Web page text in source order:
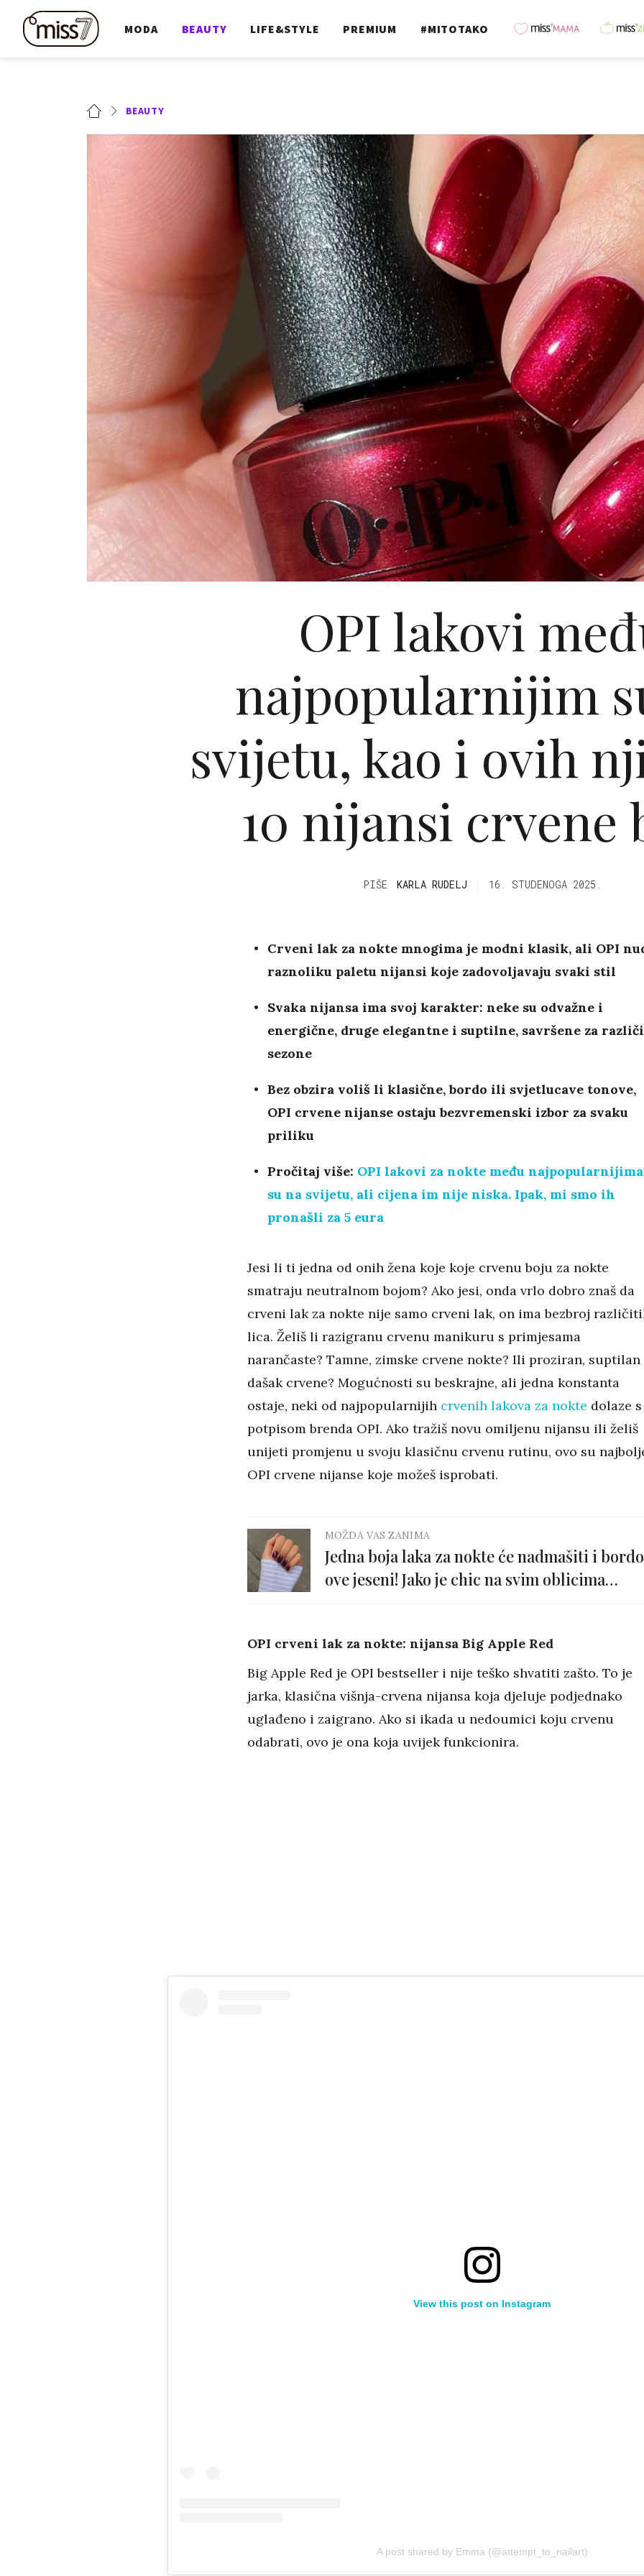
MODA BEAUTY LIFE&STYLE PREMIUM #MITOTAKO
BEAUTY
OPI lakovi
najpopularnijim
svijetu, kao i ovih
10 nijansi crvene
PIŠE KARLA RUDELJ 16. STUDENOGA 2025.
Crveni lak za nokte mnogima je modni klasik, ali OPI
raznoliku paletu nijansi koje zadovoljavaju svaki stil
Svaka nijansa ima svoj karakter: neke su odvažne i
energične, druge elegantne i suptilne, savršene za
sezone
Bez obzira voliš li klasične, bordo ili svjetlucave tonove,
OPI crvene nijanse ostaju bezvremenski izbor za svaku
priliku
Pročitaj više: OPI lakovi za nokte među najpopularnijima
su na svijetu, ali cijena im nije niska. Ipak, mi smo ih
pronašli za 5 eura
Jesi li ti jedna od onih žena koje koje crvenu boju za nokte
smatraju neutralnom bojom? Ako jesi, onda vrlo dobro znaš da
crveni lak za nokte nije samo crveni lak, on ima bezbroj
lica. Želiš li razigranu crvenu manikuru s primjesama
narančaste? Tamne, zimske crvene nokte? Ili proziran, suptilan
dašak crvene? Mogućnosti su beskrajne, ali jedna konstanta
ostaje, neki od najpopularnijih crvenih lakova za nokte dolaze s
potpisom brenda OPI. Ako tražiš novu omiljenu nijansu ili želiš
unijeti promjenu u svoju klasičnu crvenu rutinu, ovo su
OPI crvene nijanse koje možeš isprobati.
MOŽDA VAS ZANIMA
Jedna boja laka za nokte će nadmašiti i bordo
ove jeseni! Jako je chic na svim oblicima
OPI crveni lak za nokte: nijansa Big Apple Red
Big Apple Red je OPI bestseller i nije teško shvatiti zašto. To je
jarka, klasična višnja-crvena nijansa koja djeluje podjednako
uglađeno i zaigrano. Ako si ikada u nedoumici koju crvenu
odabrati, ovo je ona koja uvijek funkcionira.
View this post on Instagram
A post shared by Emma (@attempt_to_nailart)